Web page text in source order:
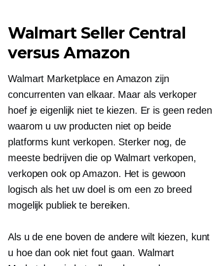
Walmart Seller Central
versus Amazon
Walmart Marketplace en Amazon zijn
concurrenten van elkaar. Maar als verkoper
hoef je eigenlijk niet te kiezen. Er is geen reden
waarom u uw producten niet op beide
platforms kunt verkopen. Sterker nog, de
meeste bedrijven die op Walmart verkopen,
verkopen ook op Amazon. Het is gewoon
logisch als het uw doel is om een ​​zo breed
mogelijk publiek te bereiken.
Als u de ene boven de andere wilt kiezen, kunt
u hoe dan ook niet fout gaan. Walmart